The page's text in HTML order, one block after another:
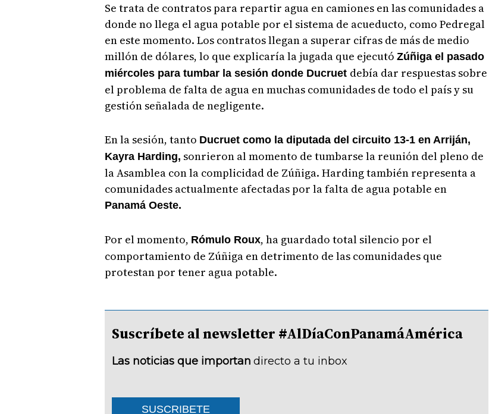
Se trata de contratos para repartir agua en camiones en las comunidades a
donde no llega el agua potable por el sistema de acueducto, como Pedregal
en este momento. Los contratos llegan a superar cifras de más de medio
millón de dólares, lo que explicaría la jugada que ejecutó Zúñiga el pasado
miércoles para tumbar la sesión donde Ducruet debía dar respuestas sobre
el problema de falta de agua en muchas comunidades de todo el país y su
gestión señalada de negligente.
En la sesión, tanto Ducruet como la diputada del circuito 13-1 en Arriján,
Kayra Harding, sonrieron al momento de tumbarse la reunión del pleno de
la Asamblea con la complicidad de Zúñiga. Harding también representa a
comunidades actualmente afectadas por la falta de agua potable en
Panamá Oeste.
Por el momento, Rómulo Roux, ha guardado total silencio por el
comportamiento de Zúñiga en detrimento de las comunidades que
protestan por tener agua potable.
Suscríbete al newsletter #AlDíaConPanamáAmérica
Las noticias que importan directo a tu inbox
SUSCRIBETE